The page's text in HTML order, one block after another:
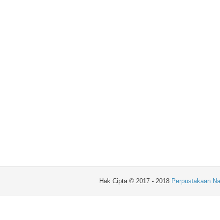
Hak Cipta © 2017 - 2018 Perpustakaan